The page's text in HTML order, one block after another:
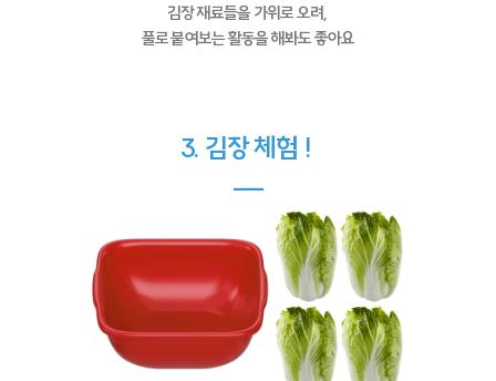
김장 재료들을 가위로 오려,
풀로 붙여보는 활동을 해봐도 좋아요
3. 김장 체험 !
---